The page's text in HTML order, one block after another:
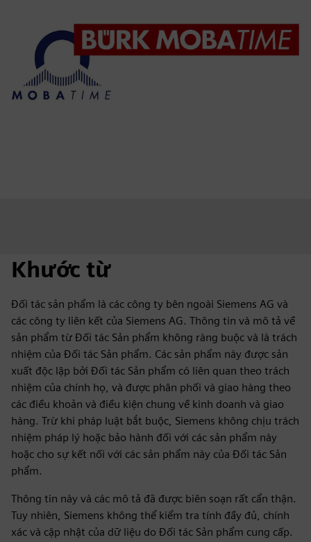
Khước từ
Đối tác sản phẩm là các công ty bên ngoài Siemens AG và
các công ty liên kết của Siemens AG. Thông tin và mô tả về
sản phẩm từ Đối tác Sản phẩm không ràng buộc và là trách
nhiệm của Đối tác Sản phẩm. Các sản phẩm này được sản
xuất độc lập bởi Đối tác Sản phẩm có liên quan theo trách
nhiệm của chính họ, và được phân phối và giao hàng theo
các điều khoản và điều kiện chung về kinh doanh và giao
hàng. Trừ khi pháp luật bắt buộc, Siemens không chịu trách
nhiệm pháp lý hoặc bảo hành đối với các sản phẩm này
hoặc cho sự kết nối với các sản phẩm này của Đối tác Sản
phẩm.
Thông tin này và các mô tả đã được biên soạn rất cẩn thận.
Tuy nhiên, Siemens không thể kiểm tra tính đầy đủ, chính
xác và cập nhật của dữ liệu do Đối tác Sản phẩm cung cấp.